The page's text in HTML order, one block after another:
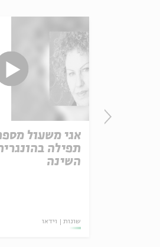
אגי משעול
תפילה
השינה
שונות וידאו